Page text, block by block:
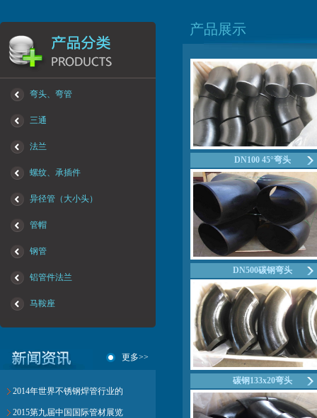
弯头、弯管
三通
法兰
螺纹、承插件
异径管（大小头）
管帽
钢管
铝管件法兰
马鞍座
更多>>
2014年世界不锈钢焊管行业的
2015第九届中国国际管材展览
产品展示
DN100 45°弯头
DN500碳钢弯头
碳钢133x20弯头